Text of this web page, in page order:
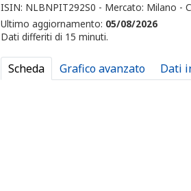
ISIN: NLBNPIT292S0 - Mercato: Milano -
Ultimo aggiornamento: 05/08/2026
Dati differiti di 15 minuti.
Scheda Grafico avanzato Dati